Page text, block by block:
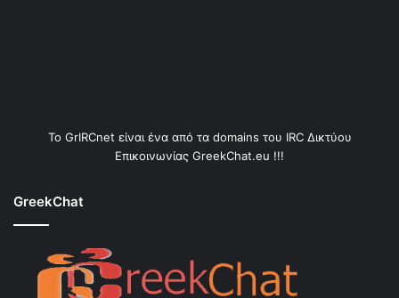
Το GrIRCnet είναι ένα από τα domains του IRC Δικτύου
Επικοινωνίας GreekChat.eu !!!
GreekChat